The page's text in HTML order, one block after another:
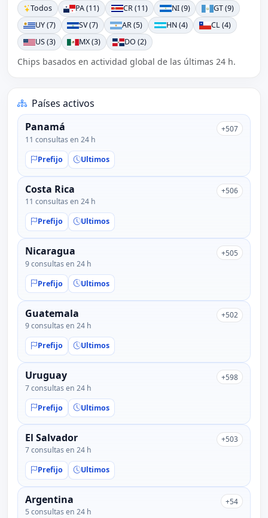
Todos PA (11) CR (11) NI (9)
GT (9)
UY (7)
SV (7) AR (5) HN (4)
CL (4)
US (3)
MX (3) DO (2)
Chips basados en actividad global de las últimas 24 h.
Países activos
Panamá
11 consultas en 24 h
+507
Prefijo Ultimos
Costa Rica
11 consultas en 24 h
+506
Prefijo Ultimos
Nicaragua
9 consultas en 24 h
+505
Prefijo Ultimos
Guatemala
9 consultas en 24 h
+502
Prefijo Ultimos
Uruguay
7 consultas en 24 h
+598
Prefijo Ultimos
El Salvador
7 consultas en 24 h
+503
Prefijo Ultimos
Argentina
5 consultas en 24 h
+54